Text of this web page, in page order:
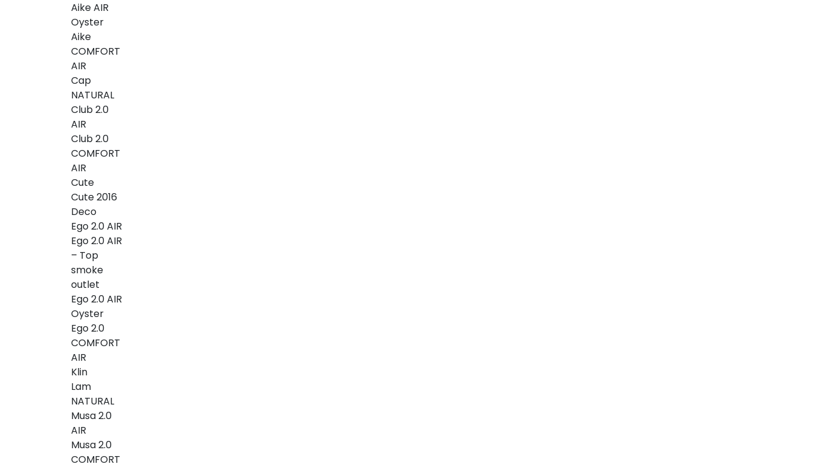
Aike AIR
Oyster
Aike
COMFORT
AIR
Cap
NATURAL
Club 2.0
AIR
Club 2.0
COMFORT
AIR
Cute
Cute 2016
Deco
Ego 2.0 AIR
Ego 2.0 AIR
– Top
smoke
outlet
Ego 2.0 AIR
Oyster
Ego 2.0
COMFORT
AIR
Klin
Lam
NATURAL
Musa 2.0
AIR
Musa 2.0
COMFORT